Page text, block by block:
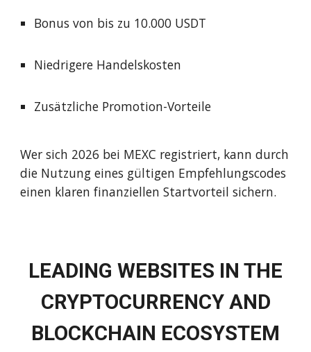
Bonus von bis zu 10.000 USDT
Niedrigere Handelskosten
Zusätzliche Promotion-Vorteile
Wer sich 2026 bei MEXC registriert, kann durch
die Nutzung eines gültigen Empfehlungscodes
einen klaren finanziellen Startvorteil sichern.
LEADING WEBSITES IN THE
CRYPTOCURRENCY AND
BLOCKCHAIN ECOSYSTEM